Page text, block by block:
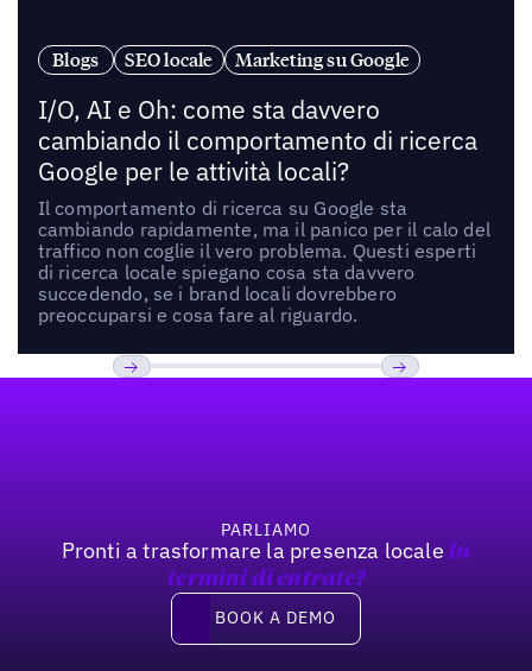
Blogs SEO locale Marketing su Google
I/O, AI e Oh: come sta davvero
cambiando il comportamento di ricerca
Google per le attività locali?
Il comportamento di ricerca su Google sta
cambiando rapidamente, ma il panico per il calo del
traffico non coglie il vero problema. Questi esperti
di ricerca locale spiegano cosa sta davvero
succedendo, se i brand locali dovrebbero
preoccuparsi e cosa fare al riguardo.
PARLIAMO
Pronti a trasformare la presenza locale In
termini di entrate?
Book a demo
BOOK A DEMO